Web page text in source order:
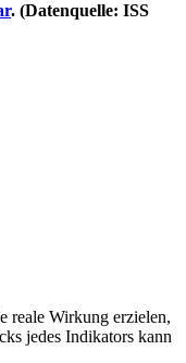
. (Datenquelle: ISS
reale Wirkung erzielen,
jedes Indikators kann